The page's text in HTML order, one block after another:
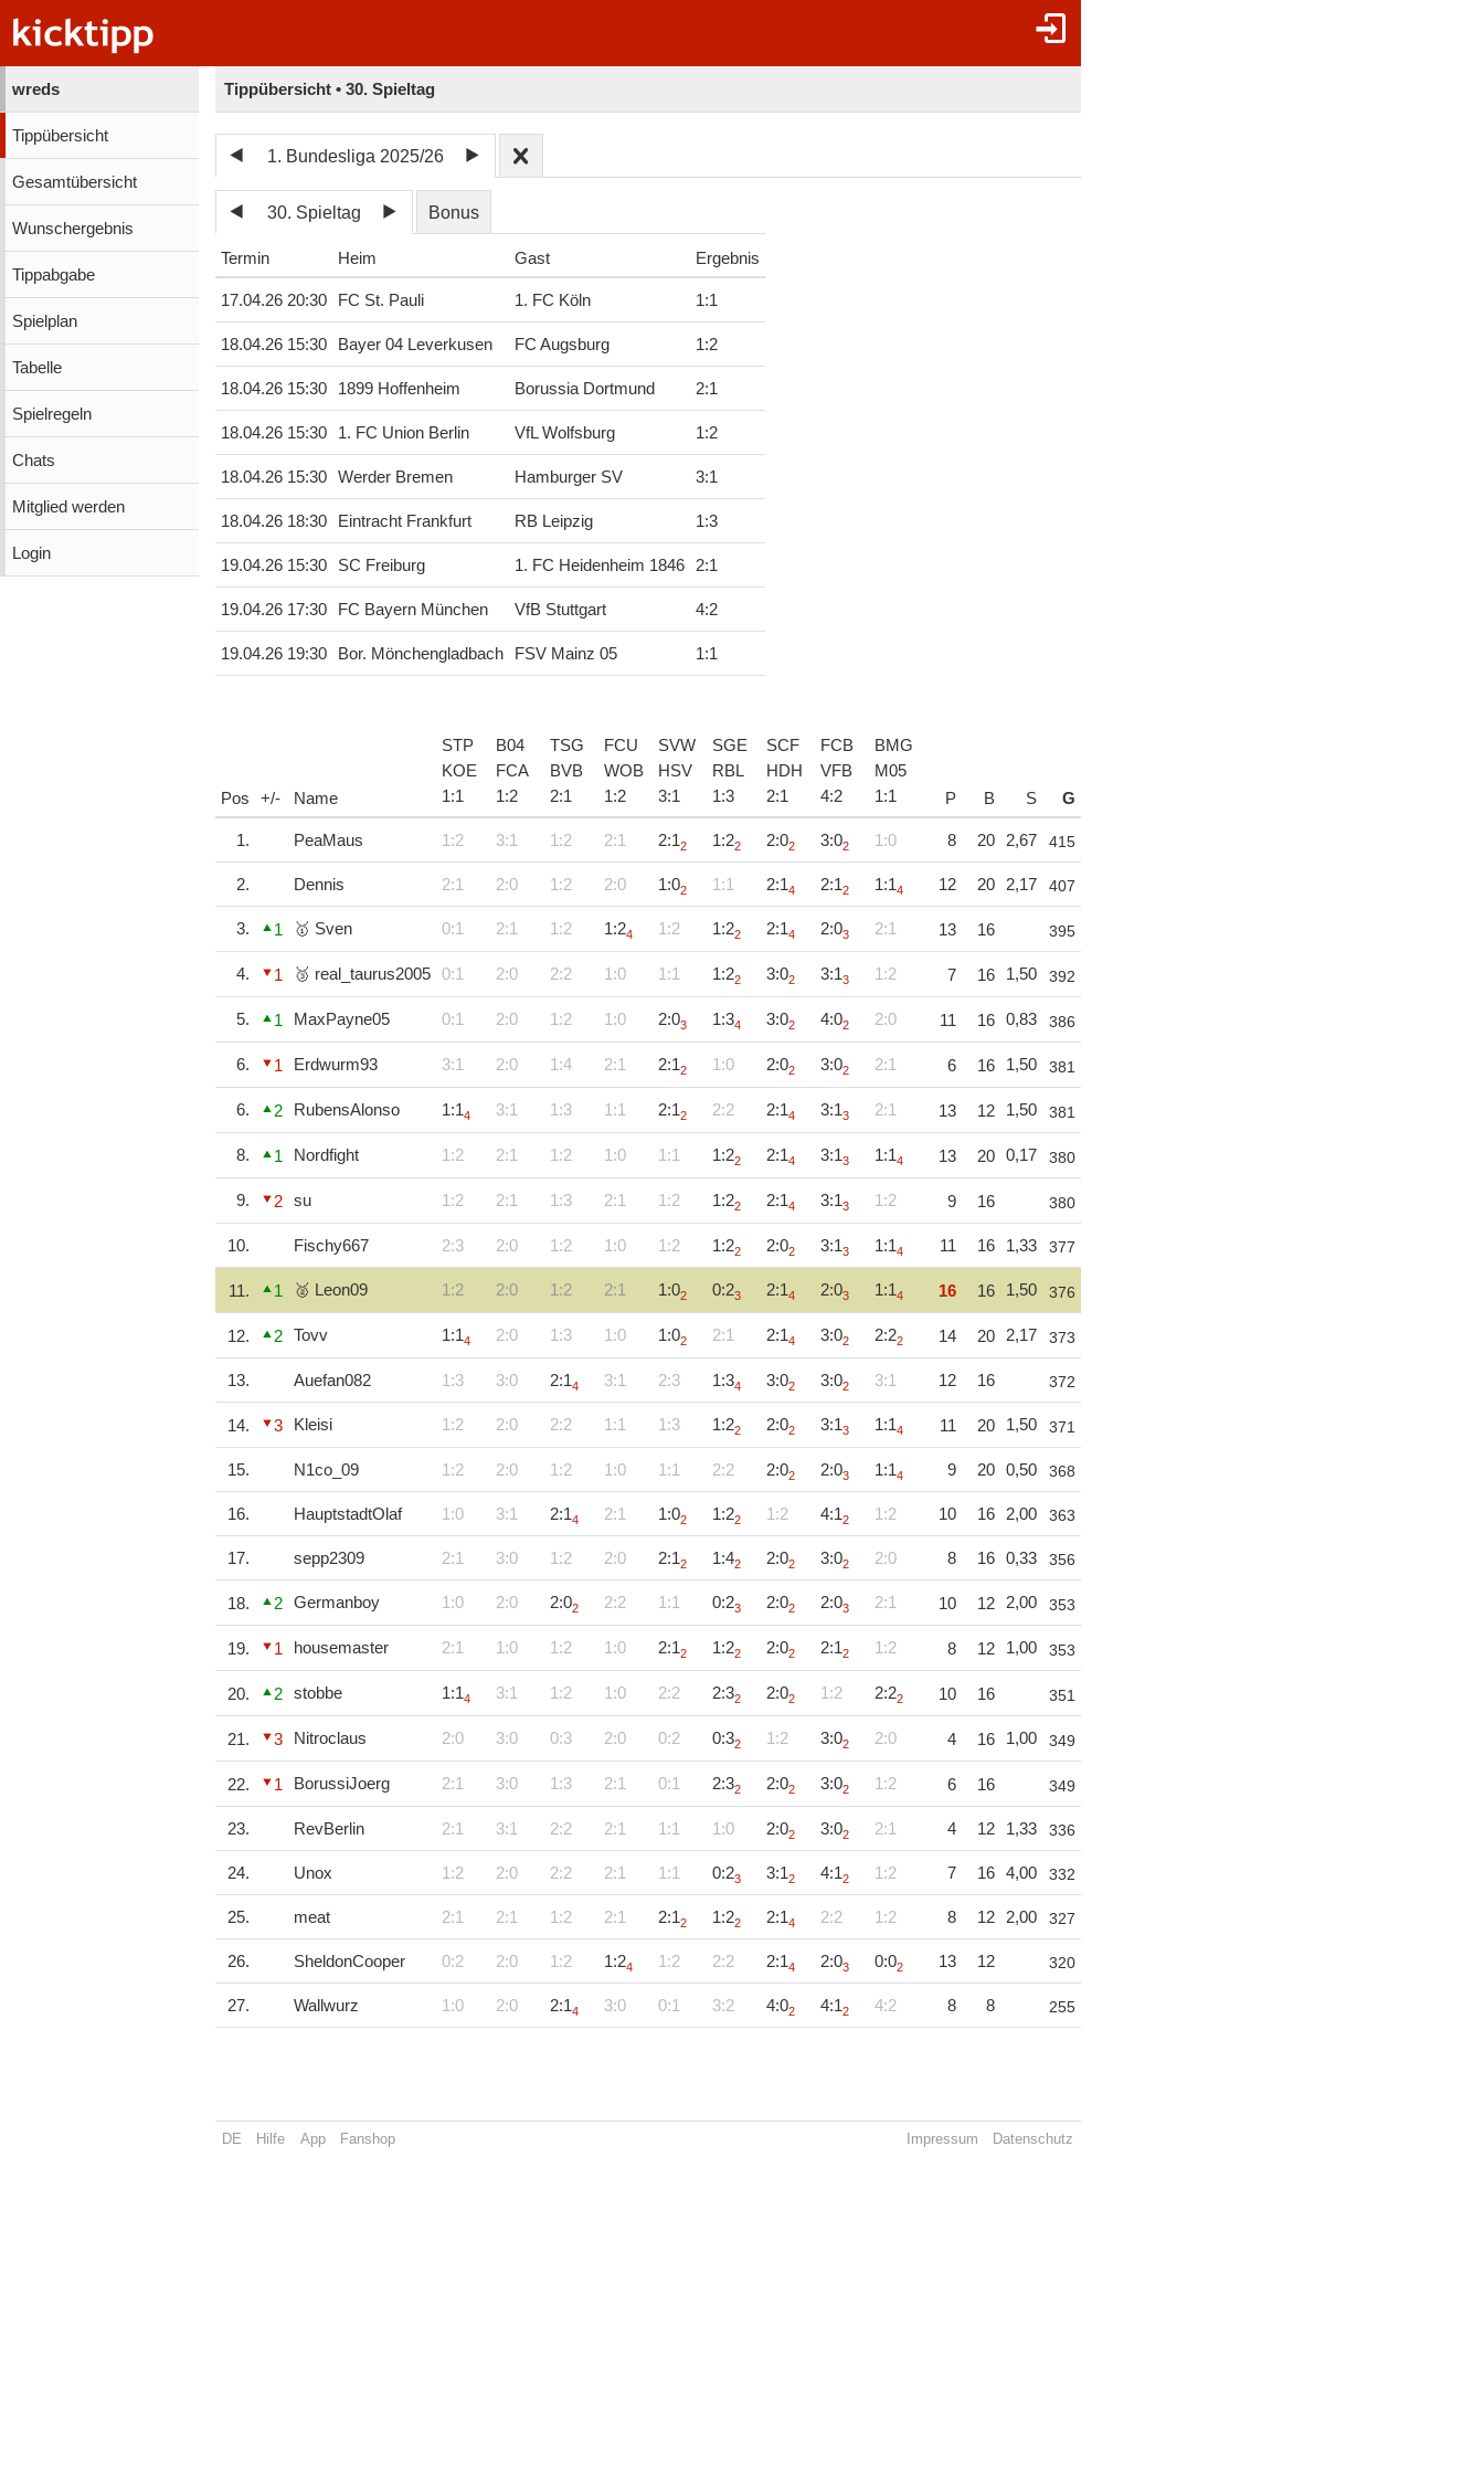
wreds
Tippübersicht
Gesamtübersicht
Wunschergebnis
Tippabgabe
Spielplan
Tabelle
Spielregeln
Chats
Mitglied werden
Login
Tippübersicht • 30. Spieltag
1. Bundesliga 2025/26
30. Spieltag Bonus
Termin Heim Gast Ergebnis
17.04.26 20:30 FC St. Pauli 1. FC Köln 1:1
18.04.26 15:30 Bayer 04 Leverkusen FC Augsburg 1:2
18.04.26 15:30 1899 Hoffenheim Borussia Dortmund 2:1
18.04.26 15:30 1. FC Union Berlin VfL Wolfsburg 1:2
18.04.26 15:30 Werder Bremen Hamburger SV 3:1
18.04.26 18:30 Eintracht Frankfurt RB Leipzig 1:3
19.04.26 15:30 SC Freiburg 1. FC Heidenheim 1846 2:1
19.04.26 17:30 FC Bayern München VfB Stuttgart 4:2
19.04.26 19:30 Bor. Mönchengladbach FSV Mainz 05 1:1
Pos +/- Name
STP
KOE
1:1
B04
FCA
1:2
TSG
BVB
2:1
FCU
WOB
1:2
SVW
HSV
3:1
SGE
RBL
1:3
SCF
HDH
2:1
FCB
VFB
4:2
BMG
M05
1:1 P B S G
1. PeaMaus 1:2 3:1 1:2 2:1 2:12 1:22 2:02 3:02 1:0 8 20 2,67 415
2. Dennis 2:1 2:0 1:2 2:0 1:02 1:1 2:14 2:12 1:14 12 20 2,17 407
3. 1 🥇 Sven 0:1 2:1 1:2 1:24 1:2 1:22 2:14 2:03 2:1 13 16 395
4. 1 🥉 real_taurus2005 0:1 2:0 2:2 1:0 1:1 1:22 3:02 3:13 1:2 7 16 1,50 392
5. 1 MaxPayne05 0:1 2:0 1:2 1:0 2:03 1:34 3:02 4:02 2:0 11 16 0,83 386
6. 1 Erdwurm93 3:1 2:0 1:4 2:1 2:12 1:0 2:02 3:02 2:1 6 16 1,50 381
6. 2 RubensAlonso 1:14 3:1 1:3 1:1 2:12 2:2 2:14 3:13 2:1 13 12 1,50 381
8. 1 Nordfight 1:2 2:1 1:2 1:0 1:1 1:22 2:14 3:13 1:14 13 20 0,17 380
9. 2 su 1:2 2:1 1:3 2:1 1:2 1:22 2:14 3:13 1:2 9 16 380
10. Fischy667 2:3 2:0 1:2 1:0 1:2 1:22 2:02 3:13 1:14 11 16 1,33 377
11. 1 🥈 Leon09 1:2 2:0 1:2 2:1 1:02 0:23 2:14 2:03 1:14 16 16 1,50 376
12. 2 Tovv 1:14 2:0 1:3 1:0 1:02 2:1 2:14 3:02 2:22 14 20 2,17 373
13. Auefan082 1:3 3:0 2:14 3:1 2:3 1:34 3:02 3:02 3:1 12 16 372
14. 3 Kleisi 1:2 2:0 2:2 1:1 1:3 1:22 2:02 3:13 1:14 11 20 1,50 371
15. N1co_09 1:2 2:0 1:2 1:0 1:1 2:2 2:02 2:03 1:14 9 20 0,50 368
16. HauptstadtOlaf 1:0 3:1 2:14 2:1 1:02 1:22 1:2 4:12 1:2 10 16 2,00 363
17. sepp2309 2:1 3:0 1:2 2:0 2:12 1:42 2:02 3:02 2:0 8 16 0,33 356
18. 2 Germanboy 1:0 2:0 2:02 2:2 1:1 0:23 2:02 2:03 2:1 10 12 2,00 353
19. 1 housemaster 2:1 1:0 1:2 1:0 2:12 1:22 2:02 2:12 1:2 8 12 1,00 353
20. 2 stobbe 1:14 3:1 1:2 1:0 2:2 2:32 2:02 1:2 2:22 10 16 351
21. 3 Nitroclaus 2:0 3:0 0:3 2:0 0:2 0:32 1:2 3:02 2:0 4 16 1,00 349
22. 1 BorussiJoerg 2:1 3:0 1:3 2:1 0:1 2:32 2:02 3:02 1:2 6 16 349
23. RevBerlin 2:1 3:1 2:2 2:1 1:1 1:0 2:02 3:02 2:1 4 12 1,33 336
24. Unox 1:2 2:0 2:2 2:1 1:1 0:23 3:12 4:12 1:2 7 16 4,00 332
25. meat 2:1 2:1 1:2 2:1 2:12 1:22 2:14 2:2 1:2 8 12 2,00 327
26. SheldonCooper 0:2 2:0 1:2 1:24 1:2 2:2 2:14 2:03 0:02 13 12 320
27. Wallwurz 1:0 2:0 2:14 3:0 0:1 3:2 4:02 4:12 4:2 8 8 255
DE Hilfe App Fanshop Impressum Datenschutz